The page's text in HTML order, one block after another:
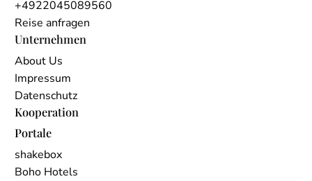
+4922045089560
Reise anfragen
Unternehmen
About Us
Impressum
Datenschutz
Kooperation
Portale
shakebox
Boho Hotels